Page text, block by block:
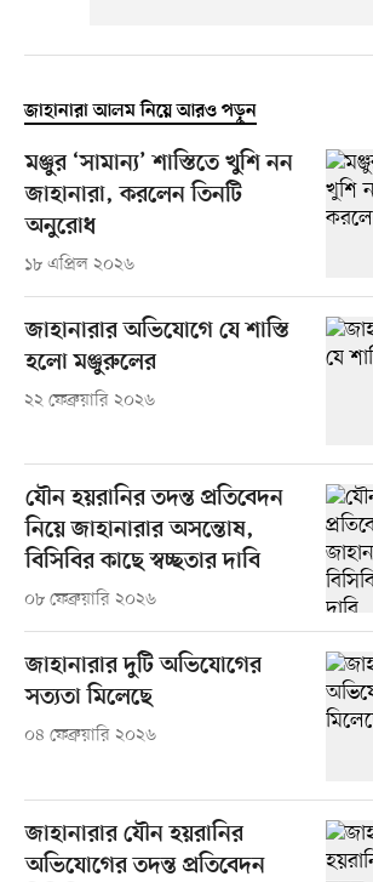
জাহানারা আলম নিয়ে আরও পড়ুন
মঞ্জুর ‘সামান্য’ শাস্তিতে খুশি নন
জাহানারা, করলেন তিনটি
অনুরোধ
১৮ এপ্রিল ২০২৬
জাহানারার অভিযোগে যে শাস্তি
হলো মঞ্জুরুলের
২২ ফেব্রুয়ারি ২০২৬
যৌন হয়রানির তদন্ত প্রতিবেদন
নিয়ে জাহানারার অসন্তোষ,
বিসিবির কাছে স্বচ্ছতার দাবি
০৮ ফেব্রুয়ারি ২০২৬
জাহানারার দুটি অভিযোগের
সত্যতা মিলেছে
০৪ ফেব্রুয়ারি ২০২৬
জাহানারার যৌন হয়রানির
অভিযোগের তদন্ত প্রতিবেদন